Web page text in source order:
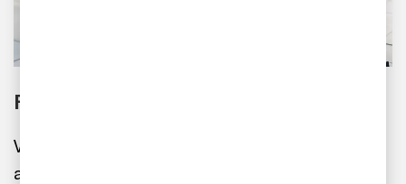
Förnya affärsmodellen – ta nästa steg
Vad händer när du utmanar din nuvarande
affärsmodell? Vi ger dig och ditt team tillgång till